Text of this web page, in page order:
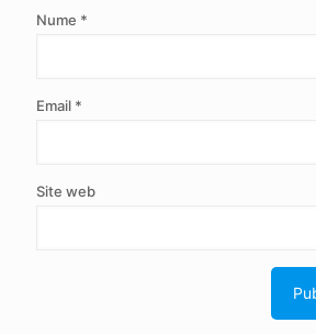
Nume *
Email *
Site web